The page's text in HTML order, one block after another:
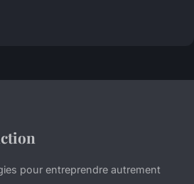
pour entreprendre autrement